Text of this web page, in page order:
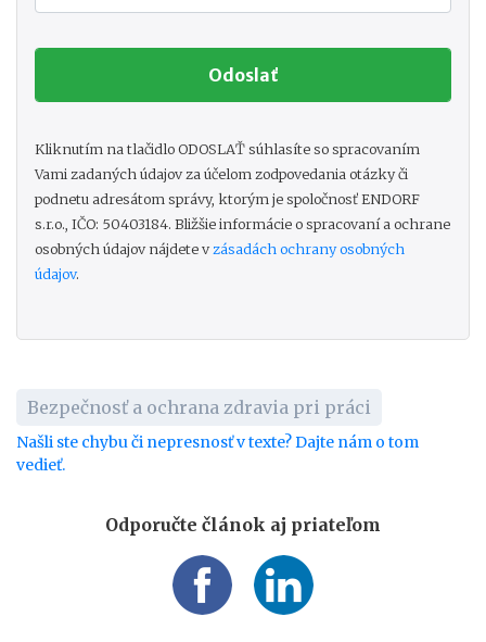
Kliknutím na tlačidlo ODOSLAŤ súhlasíte so spracovaním
Vami zadaných údajov za účelom zodpovedania otázky či
podnetu adresátom správy, ktorým je spoločnosť ENDORF
s.r.o., IČO: 50403184. Bližšie informácie o spracovaní a ochrane
osobných údajov nájdete v zásadách ochrany osobných
údajov.
Bezpečnosť a ochrana zdravia pri práci
Našli ste chybu či nepresnosť v texte? Dajte nám o tom
vedieť.
Odporučte článok aj priateľom